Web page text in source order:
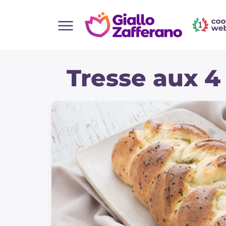
Toutes les recettes
Plats principaux
Boissons et rafraîchissements
Accompagnement
Pizzas et focaccia
Gateaux et patisserie
Tresse aux